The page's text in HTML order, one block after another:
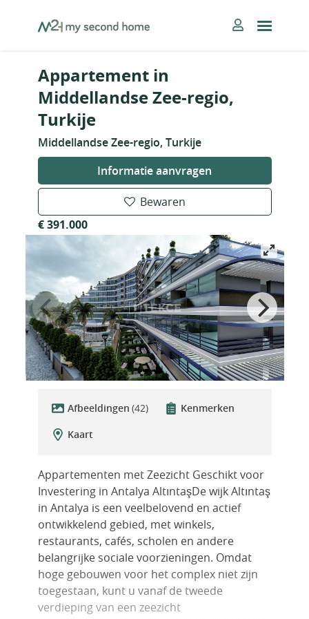
MySecondHome
Appartement in
Middellandse Zee-regio,
Turkije
Middellandse Zee-regio, Turkije
Informatie aanvragen
Bewaren
€ 391.000
Afbeeldingen (42)
Kenmerken
Kaart
Appartementen met Zeezicht Geschikt voor
Investering in Antalya AltıntaşDe wijk Altıntaş
in Antalya is een veelbelovend en actief
ontwikkelend gebied, met winkels,
restaurants, cafés, scholen en andere
belangrijke sociale voorzieningen. Omdat
hoge gebouwen voor het complex niet zijn
toegestaan, kunt u vanaf de tweede
verdieping van een zeezicht